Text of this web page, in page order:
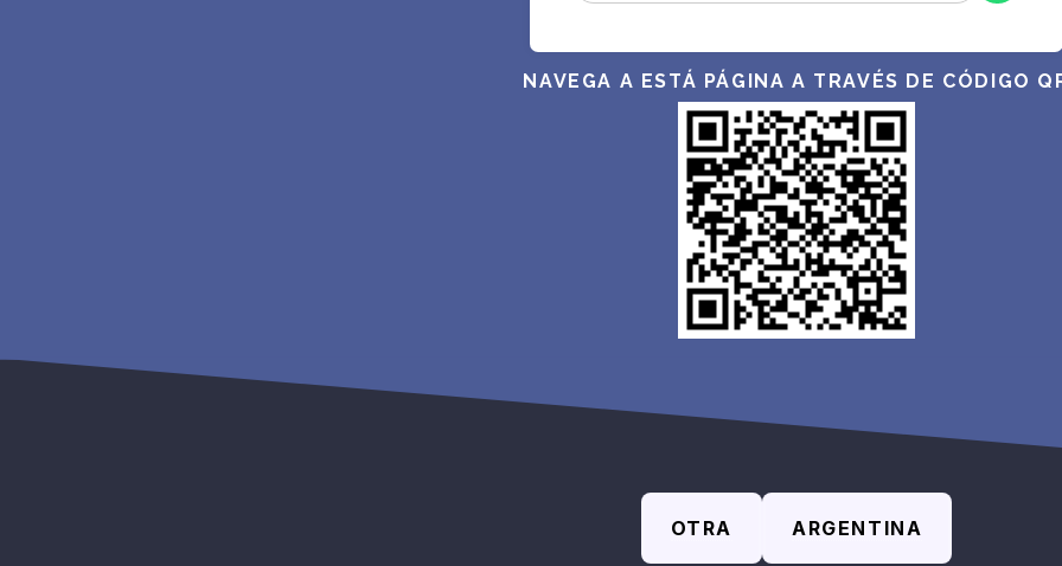
NAVEGA A ESTÁ PÁGINA A TRAVÉS DE CÓDIGO
OTRA ARGENTINA